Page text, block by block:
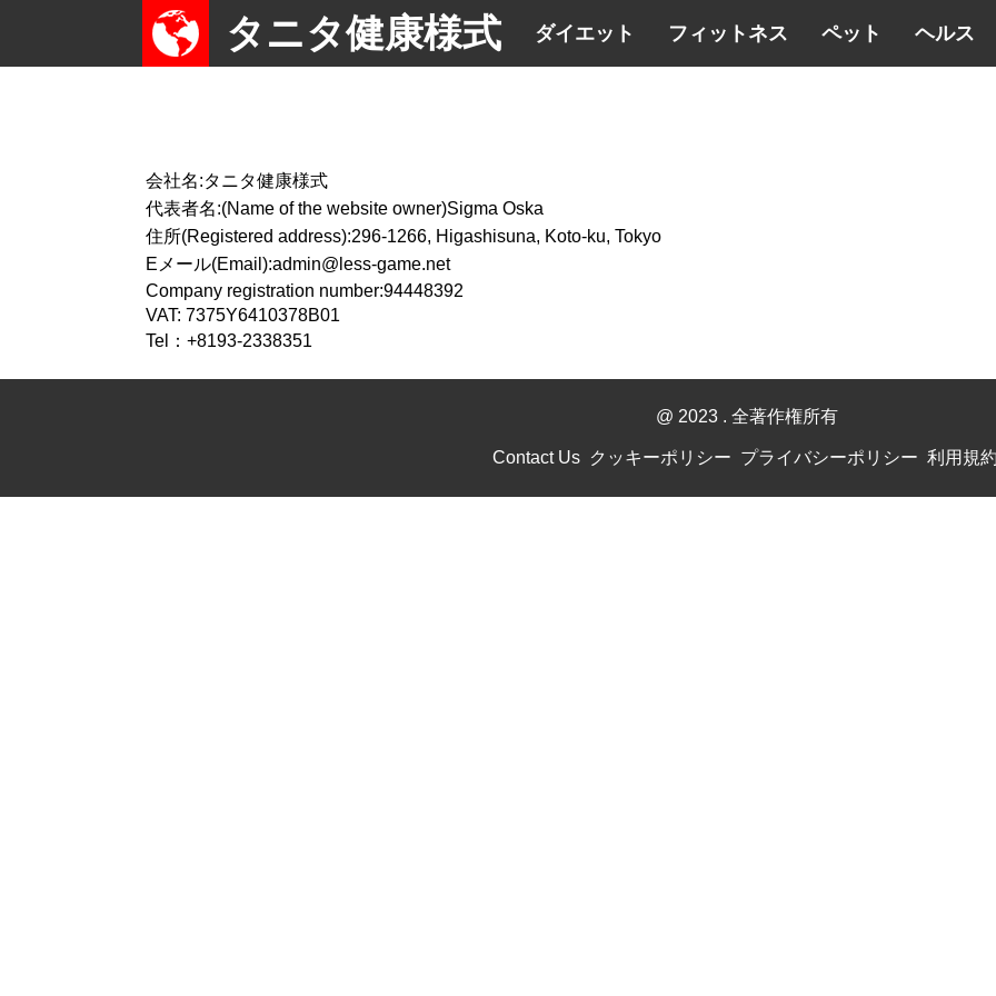
タニタ健康様式 ダイエット フィットネス ペット ヘルス
会社名:タニタ健康様式
代表者名:(Name of the website owner)Sigma Oska
住所(Registered address):296-1266, Higashisuna, Koto-ku, Tokyo
Eメール(Email):admin@less-game.net
Company registration number:94448392
VAT: 7375Y6410378B01
Tel：+8193-2338351
@ 2023 . 全著作権所有
Contact Us クッキーポリシー プライバシーポリシー 利用規約